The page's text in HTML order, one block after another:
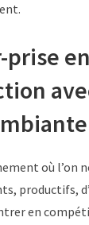
prise en
où l’on
productifs,
en